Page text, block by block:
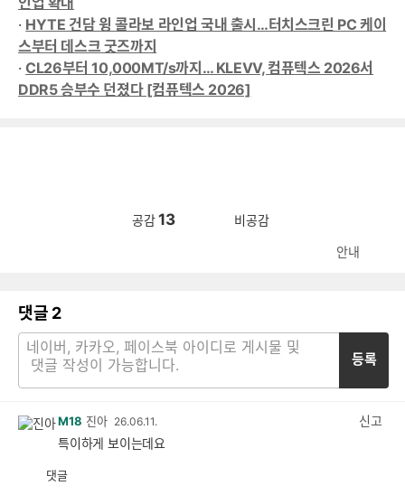
· HYTE 건담 윙 콜라보 라인업 국내 출시…터치스크린 PC 케이
스부터 데스크 굿즈까지
· CL26부터 10,000MT/s까지… KLEVV, 컴퓨텍스 2026서
DDR5 승부수 던졌다 [컴퓨텍스 2026]
공감13 비공감
안내
댓글 2
등록
M18 진아 26.06.11.
신고
특이하게 보이는데요
댓글